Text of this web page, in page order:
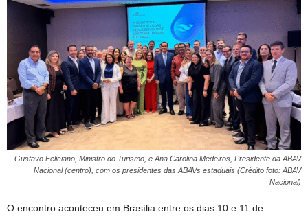
Gustavo Feliciano, Ministro do Turismo, e Ana Carolina Medeiros, Presidente da ABAV
Nacional (centro), com os presidentes das ABAVs estaduais (Crédito foto: ABAV
Nacional)
O encontro aconteceu em Brasília entre os dias 10 e 11 de